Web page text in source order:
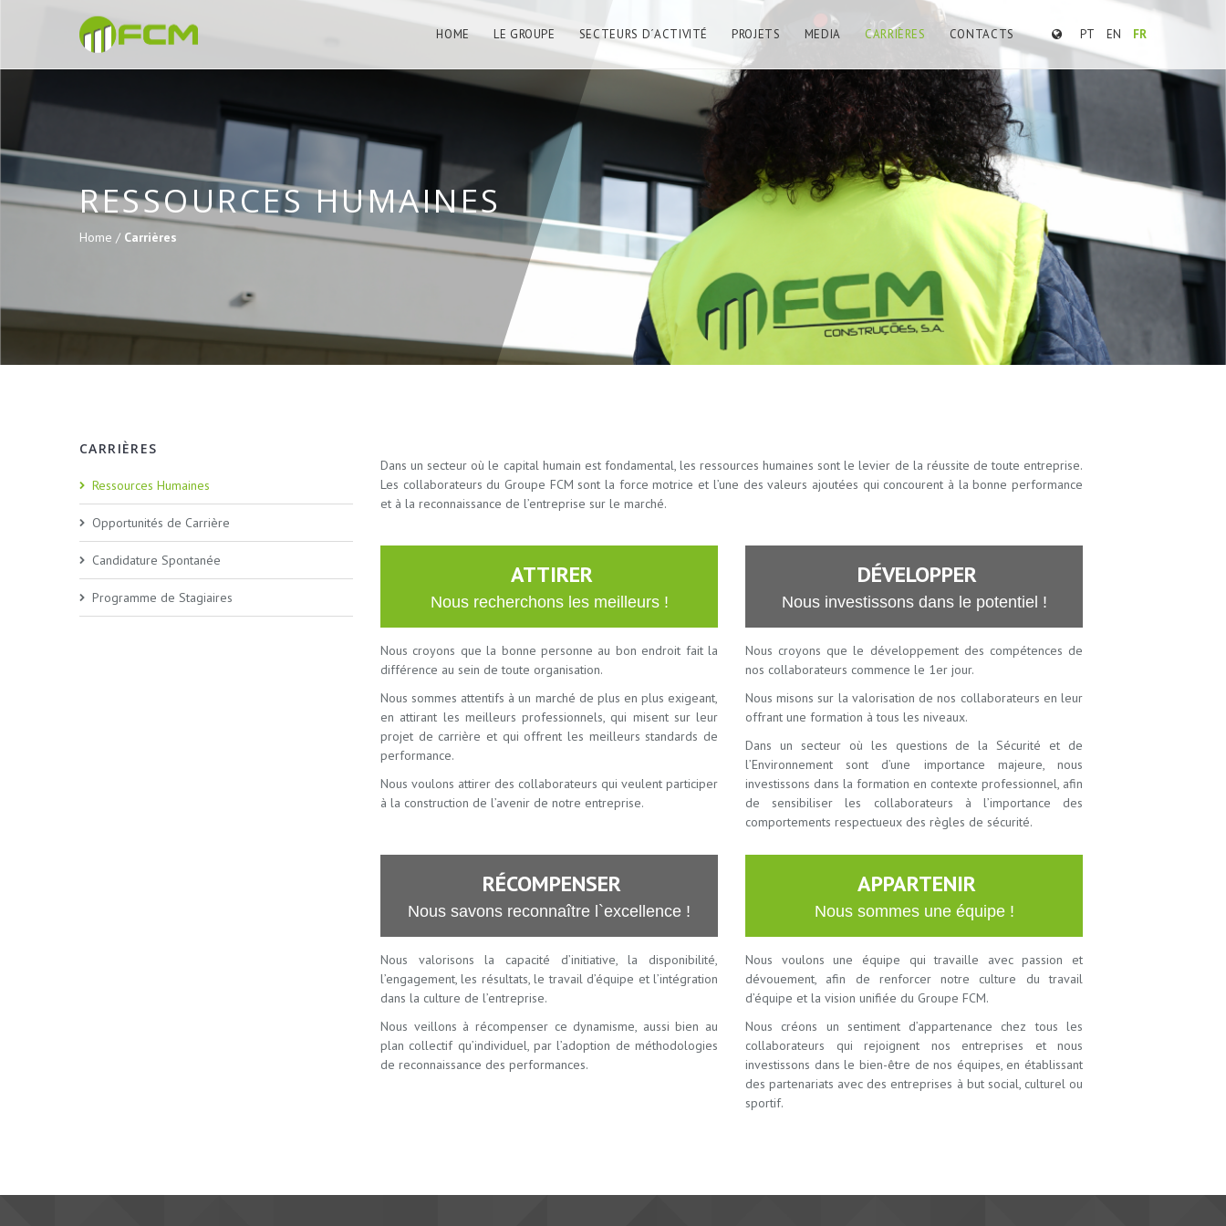
PT EN FR
HOME LE GROUPE SECTEURS D´ACTIVITÉ PROJETS MEDIA CARRIÈRES CONTACTS
RESSOURCES HUMAINES
Home / Carrières
CARRIÈRES
Ressources Humaines
Opportunités de Carrière
Candidature Spontanée
Programme de Stagiaires
Dans un secteur où le capital humain est fondamental, les ressources humaines sont le levier de la réussite de toute entreprise.
Les collaborateurs du Groupe FCM sont la force motrice et l’une des valeurs ajoutées qui concourent à la bonne performance
et à la reconnaissance de l’entreprise sur le marché.
ATTIRER
Nous recherchons les meilleurs !
Nous croyons que la bonne personne au bon endroit fait la
différence au sein de toute organisation.
Nous sommes attentifs à un marché de plus en plus exigeant,
en attirant les meilleurs professionnels, qui misent sur leur
projet de carrière et qui offrent les meilleurs standards de
performance.
Nous voulons attirer des collaborateurs qui veulent participer
à la construction de l’avenir de notre entreprise.
RÉCOMPENSER
Nous savons reconnaître l`excellence !
Nous valorisons la capacité d’initiative, la disponibilité,
l’engagement, les résultats, le travail d’équipe et l’intégration
dans la culture de l’entreprise.
Nous veillons à récompenser ce dynamisme, aussi bien au
plan collectif qu’individuel, par l’adoption de méthodologies
de reconnaissance des performances.
DÉVELOPPER
Nous investissons dans le potentiel !
Nous croyons que le développement des compétences de
nos collaborateurs commence le 1er jour.
Nous misons sur la valorisation de nos collaborateurs en leur
offrant une formation à tous les niveaux.
Dans un secteur où les questions de la Sécurité et de
l’Environnement sont d’une importance majeure, nous
investissons dans la formation en contexte professionnel, afin
de sensibiliser les collaborateurs à l’importance des
comportements respectueux des règles de sécurité.
APPARTENIR
Nous sommes une équipe !
Nous voulons une équipe qui travaille avec passion et
dévouement, afin de renforcer notre culture du travail
d’équipe et la vision unifiée du Groupe FCM.
Nous créons un sentiment d’appartenance chez tous les
collaborateurs qui rejoignent nos entreprises et nous
investissons dans le bien-être de nos équipes, en établissant
des partenariats avec des entreprises à but social, culturel ou
sportif.